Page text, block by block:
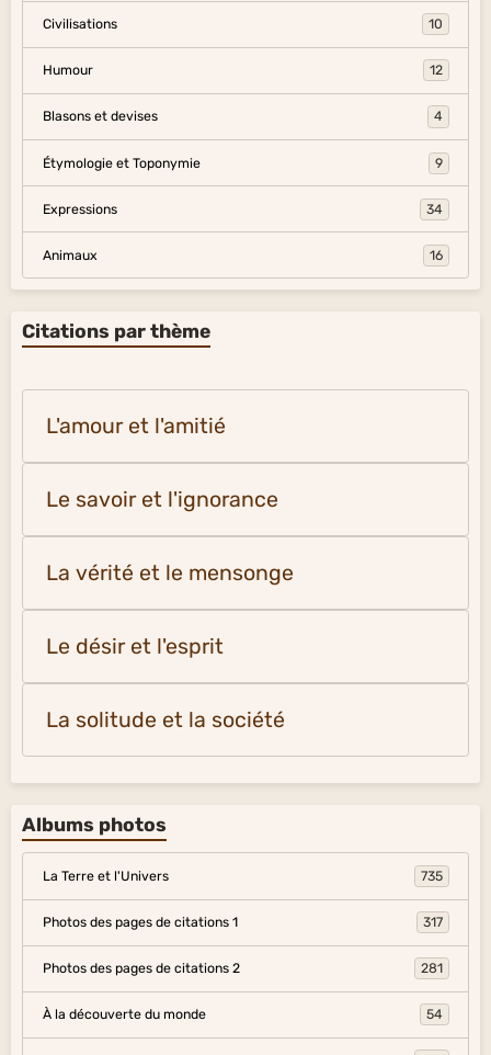
Civilisations 10
Humour 12
Blasons et devises 4
Étymologie et Toponymie 9
Expressions 34
Animaux 16
Citations par thème
L'amour et l'amitié
Le savoir et l'ignorance
La vérité et le mensonge
Le désir et l'esprit
La solitude et la société
Albums photos
La Terre et l'Univers 735
Photos des pages de citations 1 317
Photos des pages de citations 2 281
À la découverte du monde 54